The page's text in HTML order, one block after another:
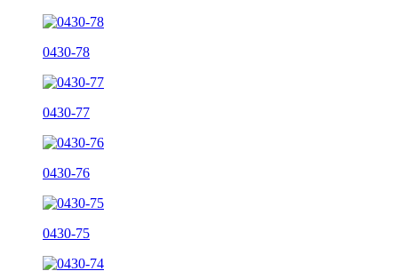
0430-78
0430-77
0430-76
0430-75